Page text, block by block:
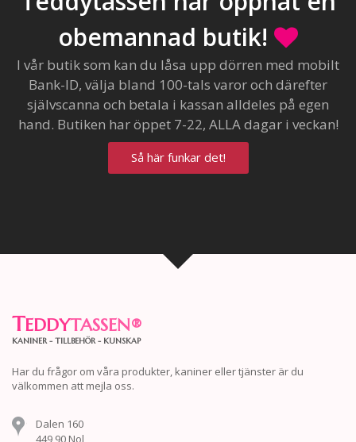
obemannad butik!
I vår butik som kan du låsa upp dörren med mobilt
Bank-ID, välja bland 100-tals varor och därefter
självscanna och betala i kassan alldeles på egen
hand. Butiken har öppet 7-22, ALLA dagar i veckan!
Så här funkar det!
TEDDYTASSEN®
KANINER - TILLBEHÖR - KUNSKAP
Har du frågor om våra produkter, kaniner eller tjänster är du
välkommen att mejla oss.
Dalen 160
449 90 Nol